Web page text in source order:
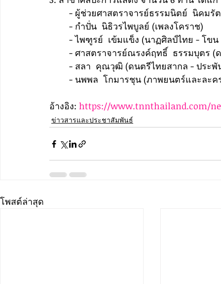
- ผู้ช่วยศาสตราจารย์ธรรมนิตย์  นิคมรัต
	- กำปั่น  นิธิวรไพบูลย์ (เพลงโคราช)
- ไพฑูรย์  เข้มแข็ง (นาฏศิลป์ไทย - โขน
- ศาสตราจารย์ณรงค์ฤทธิ์  ธรรมบุต
- สลา  คุณวุฒิ (ดนตรีไทยสากล - ประ
- นพพล  โกมารชุน (ภาพยนตร์และละค
อ้างอิง: https://www.tnnthailand.com/
ข่าวสารและประชาสัมพันธ์
โพสต์ล่าสุด